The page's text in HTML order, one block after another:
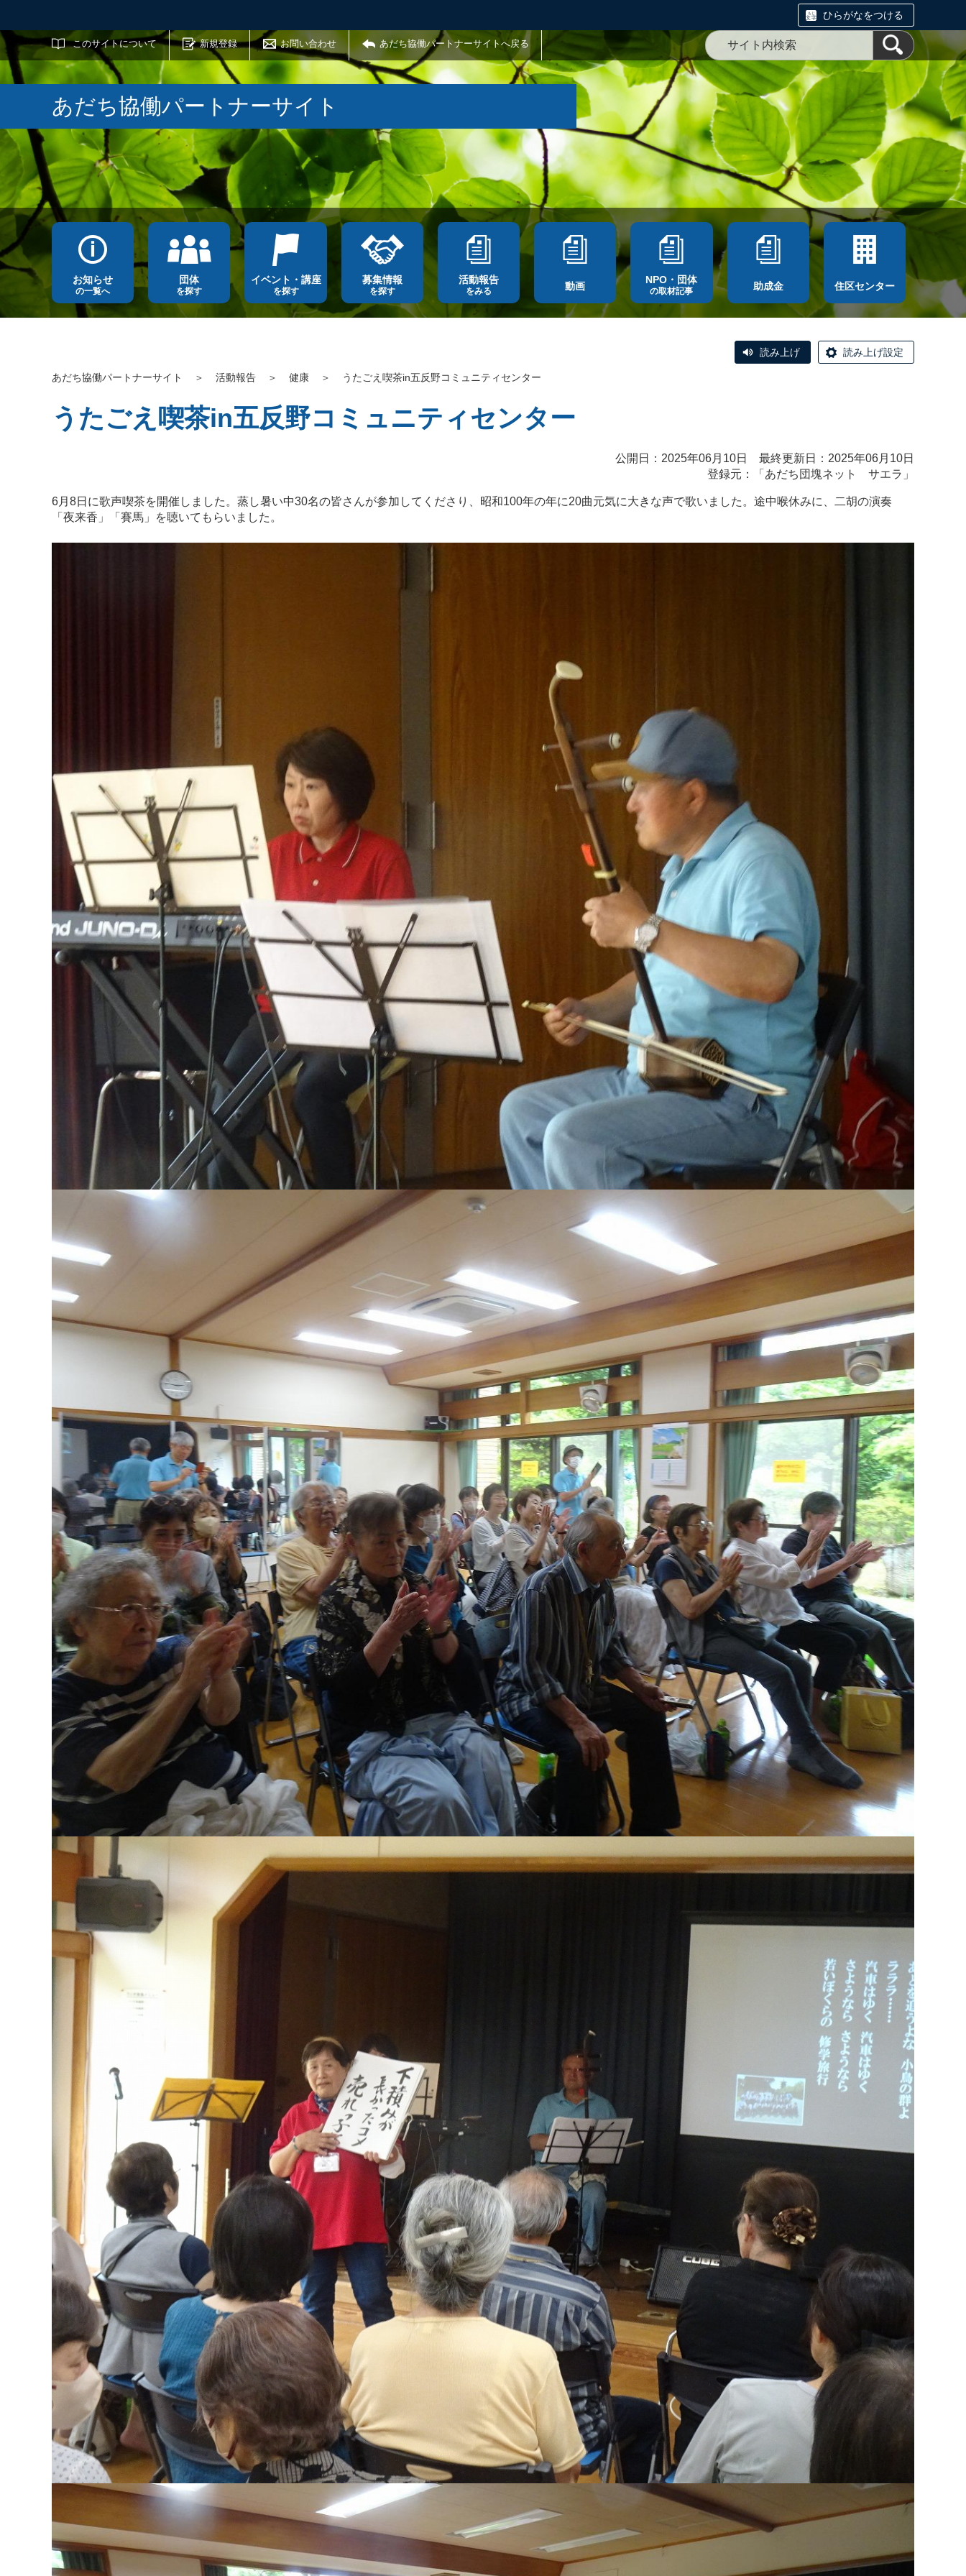
ひらがなをつける
このサイトについて 新規登録 お問い合わせ あだち協働パートナーサイトへ戻る
サイト内検索
あだち協働パートナーサイト
お知らせ
の一覧へ
団体
を探す
イベント・講座
を探す
募集情報
を探す
活動報告
をみる 動画
NPO・団体
の取材記事 助成金 住区センター
読み上げ 読み上げ設定
あだち協働パートナーサイト ＞ 活動報告 ＞ 健康 ＞ うたごえ喫茶in五反野コミュニティセンター
うたごえ喫茶in五反野コミュニティセンター
公開日：2025年06月10日 最終更新日：2025年06月10日
登録元：「 あだち団塊ネット サエラ 」
6月8日に歌声喫茶を開催しました。蒸し暑い中30名の皆さんが参加してくださり、昭和100年の年に20曲元気に大きな声で歌いました。途中喉休みに、二胡の演奏
「夜来香」「賽馬」を聴いてもらいました。